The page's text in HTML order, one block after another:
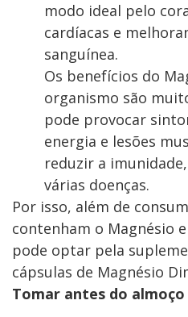
modo ideal pelo
cardíacas e
sanguínea.
Os benefícios do
organismo são
pode provocar
energia e lesões
reduzir a
várias doenças.
Por isso, além de
contenham o Magnésio
pode optar pela
cápsulas de Magnésio
Tomar antes do almoço